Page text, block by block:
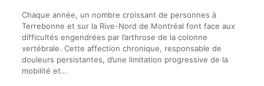
Chaque année, un nombre croissant de personnes à
Terrebonne et sur la Rive-Nord de Montréal font face aux
difficultés engendrées par l’arthrose de la colonne
vertébrale. Cette affection chronique, responsable de
douleurs persistantes, d’une limitation progressive de la
mobilité et…